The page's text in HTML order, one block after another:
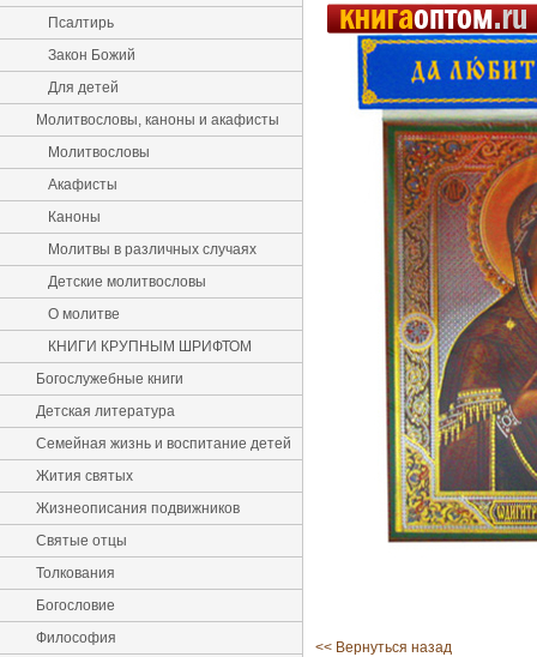
Псалтирь
Закон Божий
Для детей
Молитвословы, каноны и акафисты
Молитвословы
Акафисты
Каноны
Молитвы в различных случаях
Детские молитвословы
О молитве
КНИГИ КРУПНЫМ ШРИФТОМ
Богослужебные книги
Детская литература
Семейная жизнь и воспитание детей
Жития святых
Жизнеописания подвижников
Святые отцы
Толкования
Богословие
Философия
<< Вернуться назад